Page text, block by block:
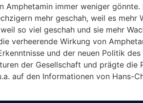
Amphetamin immer weniger
mehr geschah, weil es mehr
so viel geschah und sie mehr
verheerende Wirkung von
und der neuen Politik des
der Gesellschaft und prägte die
auf den Informationen von Hans-